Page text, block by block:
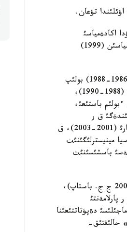
ك س ر و سئرتقئ ساؤدا اكادةمياسئ
جانئنداعئ جوعارئ كوممةرسيالئق مةكتةپتئ (1991) جانة قازاق مةملةكةتتئك باسقارؤ اكادةمياسئن (1999)
ةثبةك جولئن «جةزقازعان ءتذستئ مةتالل» عوب بايئتؤ فابريكاسئنئث سلةسارئ، شةبةرئ (1986-1988) بولئپ
باستادئ. ق ل ك ج و جةزعازقان وبلئستئق كوميتةتئنئث نذسقاؤشئسئ، ءبولئم مةثگةرؤشئسئ (1988-1990)،
باستئعئ،
پارلامةنتئندةگئ ق ر
ذكئمةتئنئث وكئلئ (1999-2003)، ق ر پرةمةر-ءمينيسترئ كةثسةسئ باسشئسئنئث ورئنباسارئ (2001-2003)، ق
جانة كوممؤنيكاسيا مينيسترلئگئنئث
كةثسةسئ باسشئسئنئث
سونداي-اق «قازاقستاننئث ينأةستيسيالئق قورئ» ا ق ديرةكتورلار كةثةسئنئث مذشةسئ (2004 ج ج. باستاپ)،
ءتوراعاسئ (2005- جئلدان). ق ر پارلامةنتئ
ءماجئلئسئ دةپؤتاتتئعئنا
بولدئ. «نذر وتان» حالئقتئق-